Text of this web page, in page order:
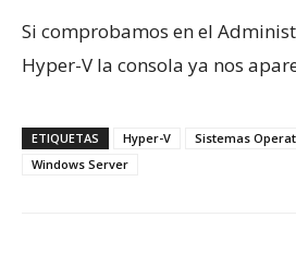
Si comprobamos en el
Hyper-V la consola ya nos
ETIQUETAS Hyper-V Sistemas
Windows Server